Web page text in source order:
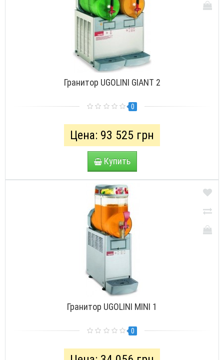
Гранитор UGOLINI GIANT 2
0
Цена: 93 525 грн
Купить
Гранитор UGOLINI MINI 1
0